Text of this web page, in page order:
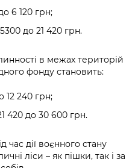
адміністрація
стану
стану
6 120 грн;
до 21 420 грн.
в межах територій
фонду становить:
12 240 грн;
420 до 30 600 грн.
час дії воєнного стану
ліси – як пішки, так і за